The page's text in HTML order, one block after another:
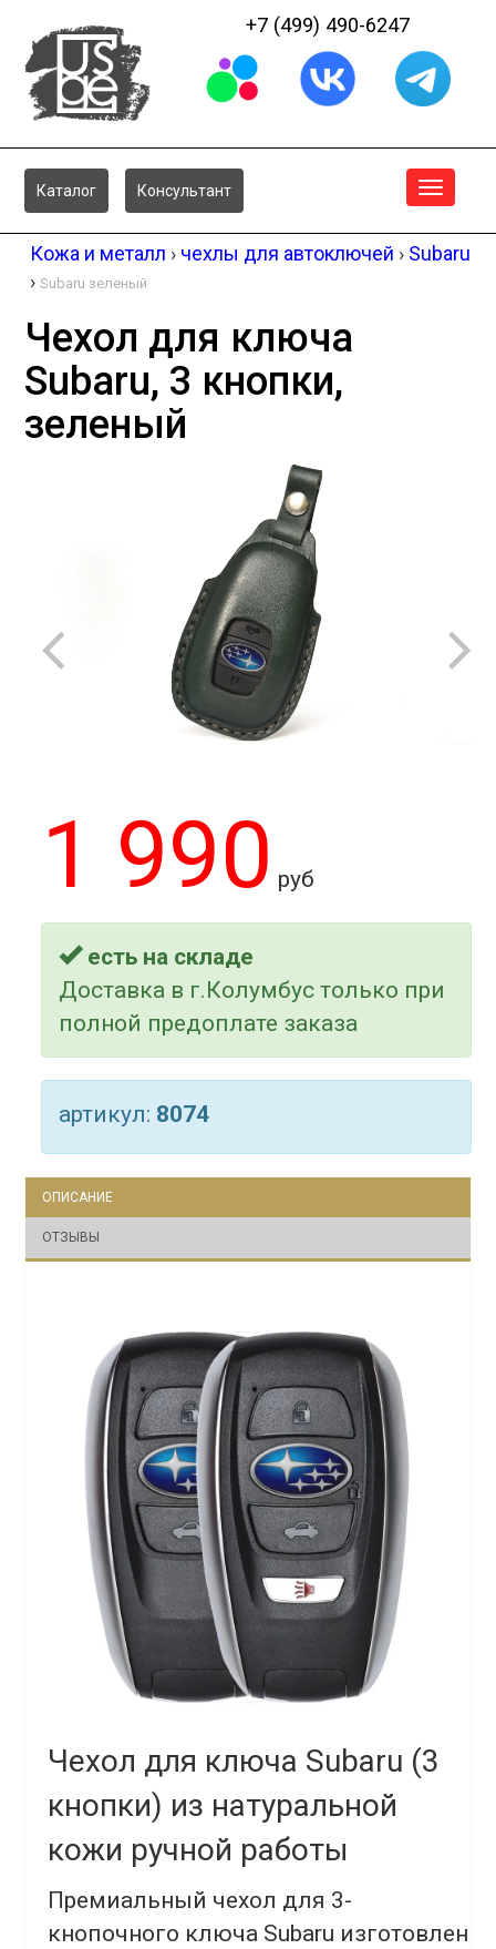
+7 (499) 490-6247
Меню
Каталог Консультант
Кожа и металл › чехлы для автоключей › Subaru
›Subaru зеленый
Чехол для ключа
Subaru, 3 кнопки,
зеленый
1 990 руб
есть на складе
Доставка в г.Колумбус только при
полной предоплате заказа
артикул: 8074
ОПИСАНИЕ
ОТЗЫВЫ
Чехол для ключа Subaru (3
кнопки) из натуральной
кожи ручной работы
Премиальный чехол для 3-
кнопочного ключа Subaru изготовлен